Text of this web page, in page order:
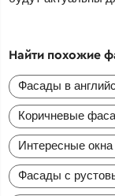
Найти похожие
Фасады в
Коричневые
Интересные
Фасады с